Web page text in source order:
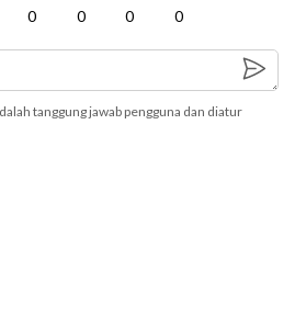
0 0 0 0
tanggung jawab pengguna dan diatur